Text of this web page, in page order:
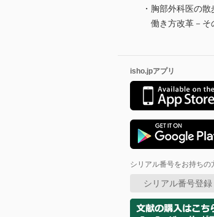
・胸部外科医の散
働き方改革－
isho.jpアプリ
シリアル番号をお持ちの
シリアル番号登録